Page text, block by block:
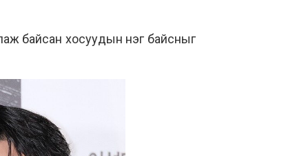
байсан хосуудын нэг байсныг